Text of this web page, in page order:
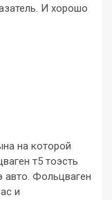
И хорошо
на которой
т5 тоэсть
авто. Фольцваген
и